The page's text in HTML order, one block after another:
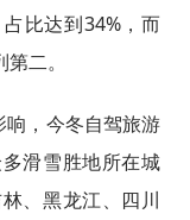
比达到34%，而
二。
响，今冬自驾旅游
滑雪胜地所在城
、黑龙江、四川